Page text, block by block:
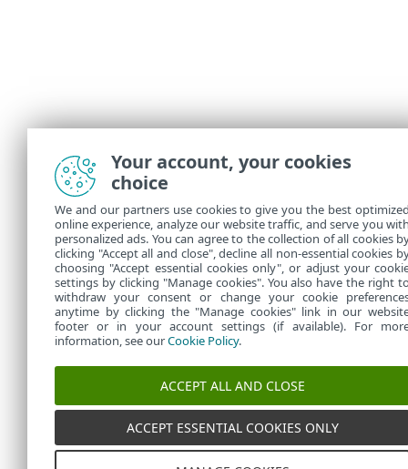
Your account, your cookies
choice
We and our partners use cookies to give you the best
online experience, analyze our website traffic, and serve you
personalized ads. You can agree to the collection of all cookies
clicking "Accept all and close", decline all non-essential cookies
choosing "Accept essential cookies only", or adjust your
settings by clicking "Manage cookies". You also have the right
withdraw your consent or change your cookie
anytime by clicking the "Manage cookies" link in our
footer or in your account settings (if available). For
information, see ourCookie Policy.
ACCEPT ALL AND CLOSE
ACCEPT ESSENTIAL COOKIES ONLY